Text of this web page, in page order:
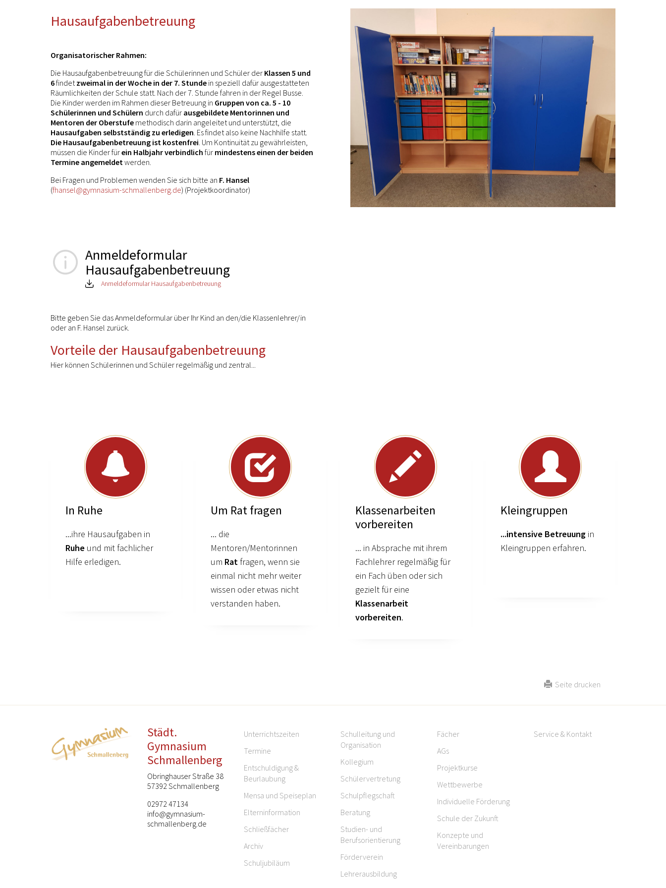
Hausaufgabenbetreuung
Organisatorischer Rahmen:
Die Hausaufgabenbetreuung für die Schülerinnen und Schüler der Klassen 5 und
6findetzweimal in der Woche in der 7. Stunde in speziell dafür ausgestatteten
Räumlichkeiten der Schule statt. Nach der 7. Stunde fahren in der Regel Busse.
Die Kinder werden im Rahmen dieser Betreuung in Gruppen von ca. 5 - 10
Schülerinnen und Schülern durch dafür ausgebildete Mentorinnen und
Mentoren der Oberstufe methodisch darin angeleitet und unterstützt, die
Hausaufgaben selbstständig zu erledigen. Es findet also keine Nachhilfe statt.
Die Hausaufgabenbetreuung ist kostenfrei. Um Kontinuität zu gewährleisten,
müssen die Kinder fürein Halbjahr verbindlich für mindestens einen der beiden
Termine angemeldetwerden.
Bei Fragen und Problemen wenden Sie sich bitte an F. Hansel
(fhansel@gymnasium-schmallenberg.de) (Projektkoordinator)
Anmeldeformular
Hausaufgabenbetreuung
Anmeldeformular Hausaufgabenbetreuung
Bitte geben Sie das Anmeldeformular über Ihr Kind an den/die Klassenlehrer/in
oder an F. Hansel zurück.
Vorteile der Hausaufgabenbetreuung
Hier können Schülerinnen und Schüler regelmäßig und zentral...
In Ruhe
...ihre Hausaufgaben in
Ruhe und mit fachlicher
Hilfe erledigen.
Um Rat fragen
... die
Mentoren/Mentorinnen
um Ratfragen, wenn sie
einmal nicht mehr weiter
wissen oder etwas nicht
verstanden haben.
Klassenarbeiten
vorbereiten
... in Absprache mit ihrem
Fachlehrer regelmäßig für
ein Fach üben oder sich
gezielt für eine
Klassenarbeit
vorbereiten.
Kleingruppen
...intensive Betreuungin
Kleingruppen erfahren.
Seite drucken
Städt.
Gymnasium
Schmallenberg
Obringhauser Straße 38
57392 Schmallenberg
02972 47134
info@gymnasium-
schmallenberg.de
Unterrichtszeiten
Termine
Entschuldigung &
Beurlaubung
Mensa und Speiseplan
Elterninformation
Schließfächer
Archiv
Schuljubiläum
Schulleitung und
Organisation
Kollegium
Schülervertretung
Schulpflegschaft
Beratung
Studien- und
Berufsorientierung
Förderverein
Lehrerausbildung
Fächer
AGs
Projektkurse
Wettbewerbe
Individuelle Förderung
Schule der Zukunft
Konzepte und
Vereinbarungen
Service & Kontakt